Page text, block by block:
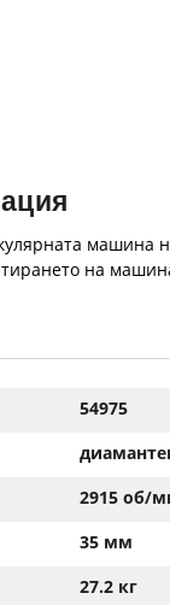
машина
на
54975
2915 об/
35 мм
27.2 кг